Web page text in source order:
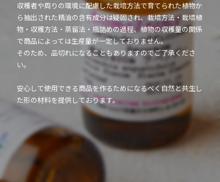
収穫者や周りの環境に配慮した栽培方法で育てられた植物か
ら抽出された精油の含有成分は疑固され、栽培方法・栽培植
物・収穫方法・蒸留法・瓶詰めの過程、植物の収穫量の関係
で商品によっては生産量が一定しておりません。
そのため、品切れになることもありますのでご了承くださ
い。
安心して使用できる商品を作るためになるべく自然と共生し
た形の材料を提供しております。